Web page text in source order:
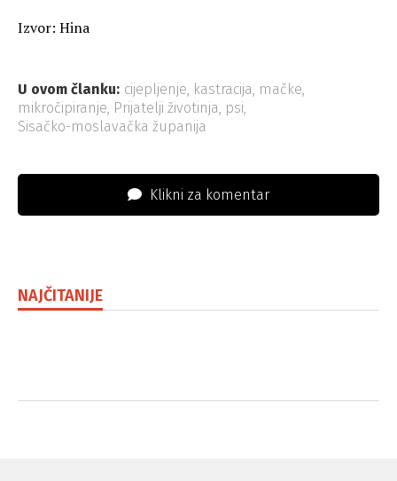
Izvor: Hina
U ovom članku: cijepljenje, kastracija, mačke,
mikročipiranje, Prijatelji životinja, psi,
Sisačko-moslavačka županija
Klikni za komentar
NAJČITANIJE